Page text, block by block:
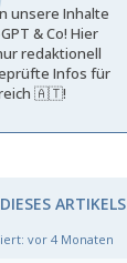
unsere Inhalte
& Co! Hier
redaktionell
Infos für
🇦🇹!
ARTIKELS
vor 4 Monaten